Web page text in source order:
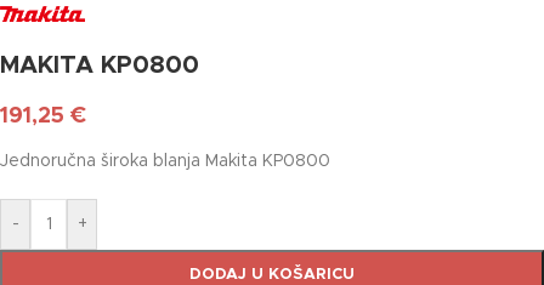
MAKITA KP0800
191,25 €
Jednoručna široka blanja Makita KP0800
- +
DODAJ U KOŠARICU